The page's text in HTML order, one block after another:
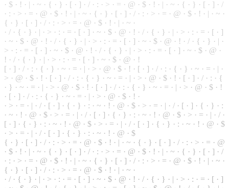
· $ · ! · | · ~ · { · } · [ · ] · / · : · > · = · @ · $ · ! · | · ~ · { · } · [ · ] · /
· : · > · = · @ · $ · ! · | · ~ · { · } · [ · ] · / · : · > · = · @ · $ · ! · | · ~ ·
{ · } · [ · ] · / · : · > · = · @ · $ · ! · | · ~ ·
· / · { · } · | · > · : · = · [ · ] · ~ · $ · @ · ! · / · { · } · | · > · : · = · [ · ]
· ~ · $ · @ · ! · / · { · } · | · > · : · = · [ · ] · ~ · $ · @ · ! · / · { · } · | ·
> · : · = · [ · ] · ~ · $ · @ · ! · / · { · } · | · > · : · = · [ · ] · ~ · $ · @ ·
! · / · { · } · | · > · : · = · [ · ] · ~ · $ · @ · !
[ · ] · / · : · { · } · ~ · = · | · > · @ · $ · ! · [ · ] · / · : · { · } · ~ · = · | ·
> · @ · $ · ! · [ · ] · / · : · { · } · ~ · = · | · > · @ · $ · ! · [ · ] · / · : · {
· } · ~ · = · | · > · @ · $ · ! · [ · ] · / · : · { · } · ~ · = · | · > · @ · $ · !
· [ · ] · / · : · { · } · ~ · = · | · > · @ · $ · ! ·
· > · = · | · / · [ · ] · { · } · : · ~ · ! · @ · $ · > · = · | · / · [ · ] · { · } · :
· ~ · ! · @ · $ · > · = · | · / · [ · ] · { · } · : · ~ · ! · @ · $ · > · = · | · / ·
[ · ] · { · } · : · ~ · ! · @ · $ · > · = · | · / · [ · ] · { · } · : · ~ · ! · @ · $
· > · = · | · / · [ · ] · { · } · : · ~ · ! · @ · $
{ · } · [ · ] · / · : · > · = · @ · $ · ! · | · ~ · { · } · [ · ] · / · : · > · = · @
· $ · ! · | · ~ · { · } · [ · ] · / · : · > · = · @ · $ · ! · | · ~ · { · } · [ · ] · /
· : · > · = · @ · $ · ! · | · ~ · { · } · [ · ] · / · : · > · = · @ · $ · ! · | · ~ ·
{ · } · [ · ] · / · : · > · = · @ · $ · ! · | · ~ ·
· / · { · } · | · > · : · = · [ · ] · ~ · $ · @ · ! · / · { · } · | · > · : · = · [ · ]